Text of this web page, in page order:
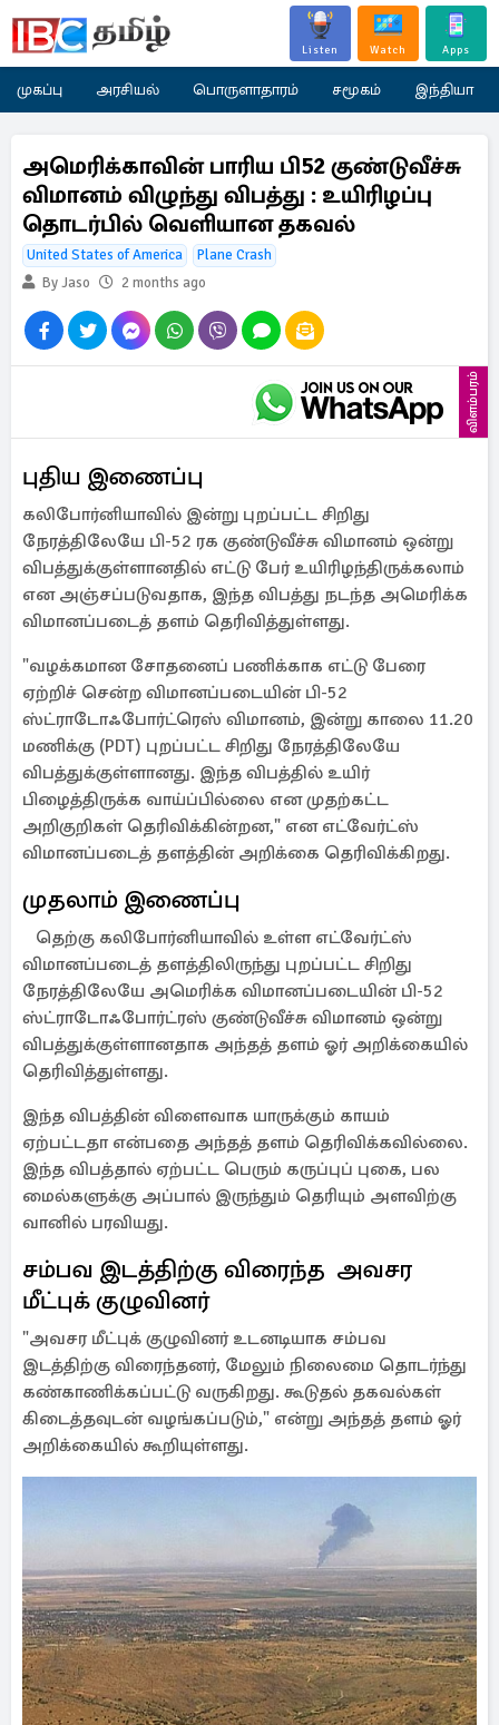
Listen Watch Apps
முகப்பு அரசியல் பொருளாதாரம் சமூகம் இந்தியா
அமெரிக்காவின் பாரிய பி52 குண்டுவீச்சு
விமானம் விழுந்து விபத்து : உயிரிழப்பு
தொடர்பில் வெளியான தகவல்
United States of America
Plane Crash
By Jaso
2 months ago
விளம்பரம்
புதிய இணைப்பு
கலிபோர்னியாவில் இன்று புறப்பட்ட சிறிது
நேரத்திலேயே பி-52 ரக குண்டுவீச்சு விமானம் ஒன்று
விபத்துக்குள்ளானதில் எட்டு பேர் உயிரிழந்திருக்கலாம்
என அஞ்சப்படுவதாக, இந்த விபத்து நடந்த அமெரிக்க
விமானப்படைத் தளம் தெரிவித்துள்ளது.
"வழக்கமான சோதனைப் பணிக்காக எட்டு பேரை
ஏற்றிச் சென்ற விமானப்படையின் பி-52
ஸ்ட்ராடோஃபோர்ட்ரெஸ் விமானம், இன்று காலை 11.20
மணிக்கு (PDT) புறப்பட்ட சிறிது நேரத்திலேயே
விபத்துக்குள்ளானது. இந்த விபத்தில் உயிர்
பிழைத்திருக்க வாய்ப்பில்லை என முதற்கட்ட
அறிகுறிகள் தெரிவிக்கின்றன," என எட்வேர்ட்ஸ்
விமானப்படைத் தளத்தின் அறிக்கை தெரிவிக்கிறது.
முதலாம் இணைப்பு
தெற்கு கலிபோர்னியாவில் உள்ள எட்வேர்ட்ஸ்
விமானப்படைத் தளத்திலிருந்து புறப்பட்ட சிறிது
நேரத்திலேயே அமெரிக்க விமானப்படையின் பி-52
ஸ்ட்ராடோஃபோர்ட்ரஸ் குண்டுவீச்சு விமானம் ஒன்று
விபத்துக்குள்ளானதாக அந்தத் தளம் ஓர் அறிக்கையில்
தெரிவித்துள்ளது.
இந்த விபத்தின் விளைவாக யாருக்கும் காயம்
ஏற்பட்டதா என்பதை அந்தத் தளம் தெரிவிக்கவில்லை.
இந்த விபத்தால் ஏற்பட்ட பெரும் கருப்புப் புகை, பல
மைல்களுக்கு அப்பால் இருந்தும் தெரியும் அளவிற்கு
வானில் பரவியது.
சம்பவ இடத்திற்கு விரைந்த அவசர
மீட்புக் குழுவினர்
"அவசர மீட்புக் குழுவினர் உடனடியாக சம்பவ
இடத்திற்கு விரைந்தனர், மேலும் நிலைமை தொடர்ந்து
கண்காணிக்கப்பட்டு வருகிறது. கூடுதல் தகவல்கள்
கிடைத்தவுடன் வழங்கப்படும்," என்று அந்தத் தளம் ஓர்
அறிக்கையில் கூறியுள்ளது.